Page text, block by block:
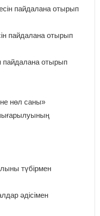
пайдалана отырып
пайдалана отырып
пайдалана отырып
нөл саны»
түбірмен
әдісімен